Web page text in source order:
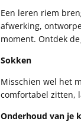
Een leren riem
afwerking,
moment. Ontdek de
Sokken
Misschien wel het
comfortabel zitten,
Onderhoud van je